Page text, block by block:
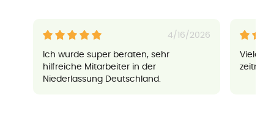
4/16/2026
Ich wurde super beraten, sehr
hilfreiche Mitarbeiter in der
Niederlassung Deutschland.
Vielen